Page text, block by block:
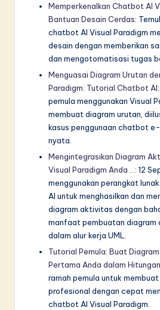
Memperkenalkan Chatbot AI
Bantuan Desain Cerdas:
chatbot AI Visual Paradigm
desain dengan memberikan
dan mengotomatisasi tugas
Menguasai Diagram Urutan
Paradigm: Tutorial Chatbot AI
pemula menggunakan Visual
membuat diagram urutan,
kasus penggunaan chatbot
nyata.
Mengintegrasikan Diagram
Visual Paradigm Anda … : 12
menggunakan perangkat
AI untuk menghasilkan dan
diagram aktivitas dengan
manfaat pembuatan diagram
dalam alur kerja UML.
Tutorial Pemula: Buat
Pertama Anda dalam
ramah pemula untuk
profesional dengan cepat
chatbot AI Visual Paradigm.